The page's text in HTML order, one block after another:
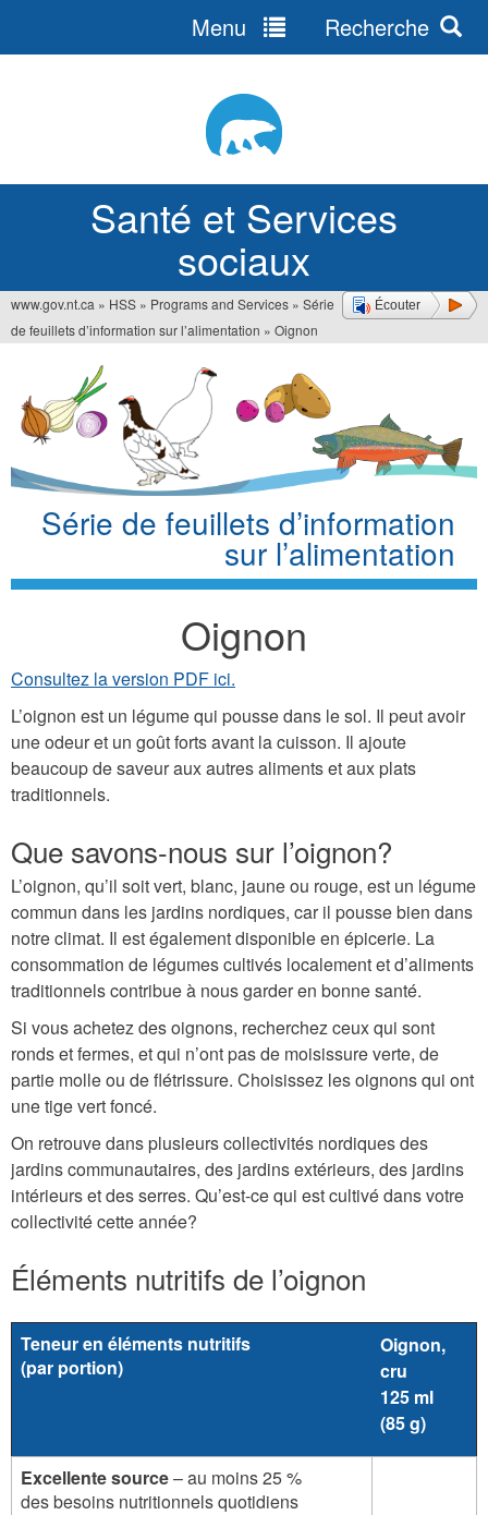
Santé et Services
sociaux
Menu Recherche
Écouter
Vous
ici
www.gov.nt.ca » HSS » Programs and Services » Série
de feuillets d’information sur l’alimentation » Oignon
Série de feuillets d’information
sur l’alimentation
Oignon
Consultez la version PDF ici.
L’oignon est un légume qui pousse dans le sol. Il peut avoir
une odeur et un goût forts avant la cuisson. Il ajoute
beaucoup de saveur aux autres aliments et aux plats
traditionnels.
Que savons-nous sur l’oignon?
L’oignon, qu’il soit vert, blanc, jaune ou rouge, est un légume
commun dans les jardins nordiques, car il pousse bien dans
notre climat. Il est également disponible en épicerie. La
consommation de légumes cultivés localement et d’aliments
traditionnels contribue à nous garder en bonne santé.
Si vous achetez des oignons, recherchez ceux qui sont
ronds et fermes, et qui n’ont pas de moisissure verte, de
partie molle ou de flétrissure. Choisissez les oignons qui ont
une tige vert foncé.
On retrouve dans plusieurs collectivités nordiques des
jardins communautaires, des jardins extérieurs, des jardins
intérieurs et des serres. Qu’est-ce qui est cultivé dans votre
collectivité cette année?
Éléments nutritifs de l’oignon
Teneur en éléments nutritifs
(par portion)
Oignon,
cru
125 ml
(85 g)
Excellente source– au moins 25 %
des besoins nutritionnels quotidiens